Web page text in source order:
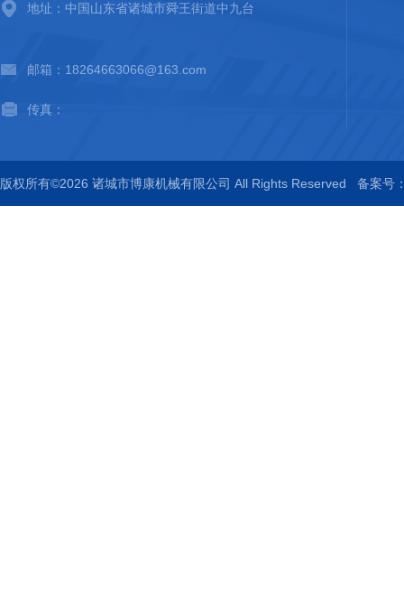
地址：中国山东省诸城市舜王街道中九台
邮箱：18264663066@163.com
传真：
版权所有©2026 诸城市博康机械有限公司 All Rights Reserved 备案号